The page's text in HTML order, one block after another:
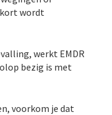
wordt
werkt EMDR
bezig is met
voorkom je dat